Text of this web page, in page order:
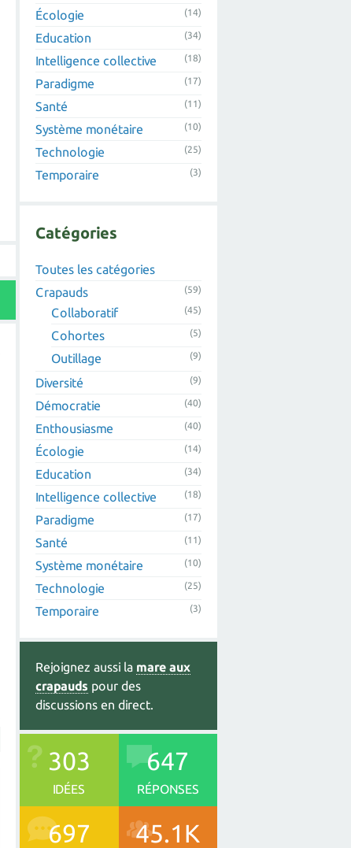
Écologie (14)
Education (34)
Intelligence collective (18)
Paradigme (17)
Santé (11)
Système monétaire (10)
Technologie (25)
Temporaire (3)
Catégories
Toutes les catégories
Crapauds
(59)
Collaboratif (45)
Cohortes (5)
Outillage (9)
Diversité (9)
Démocratie (40)
Enthousiasme (40)
Écologie (14)
Education (34)
Intelligence collective (18)
Paradigme (17)
Santé (11)
Système monétaire (10)
Technologie (25)
Temporaire (3)
Rejoignez aussi la mare aux
crapauds pour des
discussions en direct.
303
IDÉES
647
RÉPONSES
697 45.1K